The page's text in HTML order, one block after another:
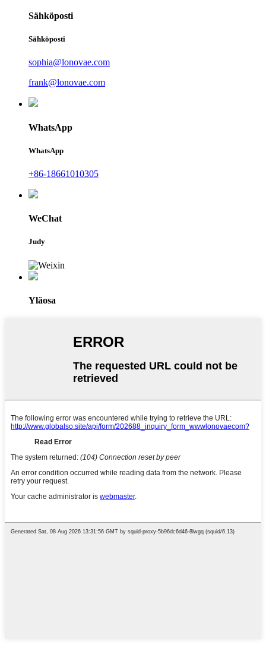
Sähköposti
Sähköposti
sophia@lonovae.com
frank@lonovae.com
WhatsApp
WhatsApp
+86-18661010305
WeChat
Judy
Yläosa